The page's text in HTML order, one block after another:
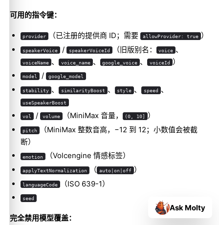
可用的指令键：
provider （已注册的提供商 ID；需要 allowProvider: true ）
speakerVoice / speakerVoiceId （旧版别名： voice 、
voiceName 、 voice_name 、 google_voice 、 voiceId ）
model / google_model
stability 、 similarityBoost 、 style 、 speed 、
useSpeakerBoost
vol / volume （MiniMax 音量， (0, 10] ）
pitch
（MiniMax 整数音高，−12 到 12；小数值会被截
断）
emotion （Volcengine 情感标签）
applyTextNormalization （ auto|on|off ）
languageCode （ISO 639-1）
seed
完全禁用模型覆盖：
Ask Molty